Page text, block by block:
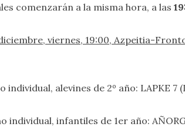
comenzarán a la misma hora, a las
viernes, 19:00, Azpeitia-
individual, alevines de 2º año: LAPKE
individual, infantiles de 1er año: